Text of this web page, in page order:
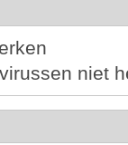
niet